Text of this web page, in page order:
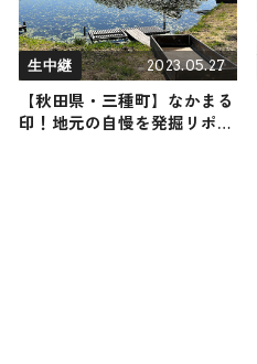
生中継 2023.05.27
【秋田県・三種町】なかまる
印！地元の自慢を発掘リポー